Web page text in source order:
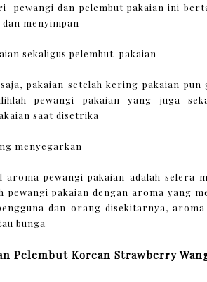
pewangi dan pelembut pakaian ini
menyimpan
sekaligus pelembut pakaian
pakaian setelah kering pakaian
pewangi pakaian yang juga
saat disetrika
menyegarkan
aroma pewangi pakaian adalah selera
pewangi pakaian dengan aroma yang
dan orang disekitarnya,
bunga
Pelembut Korean Strawberry